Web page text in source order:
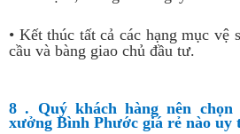
• Kết thúc tất cả các hạng mục vệ
cầu và bàng giao chủ đầu tư.
8 . Quý khách hàng nên
xưởng Bình Phước giá rẻ nào uy